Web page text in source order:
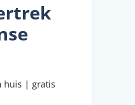
huis | gratis